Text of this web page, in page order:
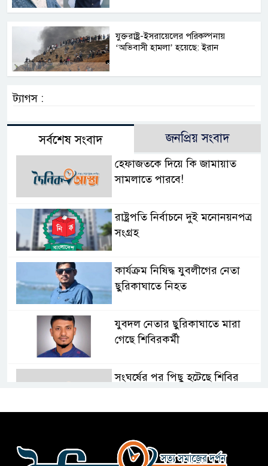
যুক্তরাষ্ট্র-ইসরায়েলের পরিকল্পনায়
‘অভিবাসী হামলা’ হয়েছে: ইরান
ট্যাগস :
সর্বশেষ সংবাদ জনপ্রিয় সংবাদ
হেফাজতকে দিয়ে কি জামায়াত
সামলাতে পারবে!
রাষ্ট্রপতি নির্বাচনে দুই মনোনয়নপত্র
সংগ্রহ
কার্যক্রম নিষিদ্ধ যুবলীগের নেতা
ছুরিকাঘাতে নিহত
যুবদল নেতার ছুরিকাঘাতে মারা
গেছে শিবিরকর্মী
সংঘর্ষের পর পিছু হটেছে শিবির
আছে ছাত্রদল